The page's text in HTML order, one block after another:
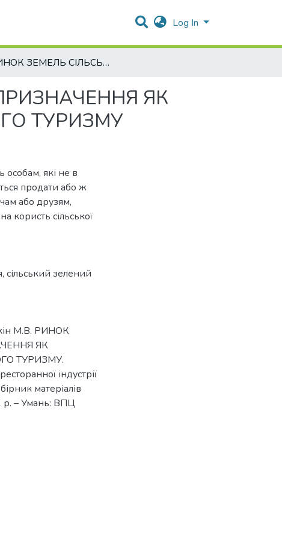
Log In
РИНОК ЗЕМЕЛЬ СІЛЬСЬКОГОСПОДАРСЬКОГО ПРИЗНАЧЕННЯ ЯК ПЕРЕДУМОВА РОЗВИТКУ СІЛЬСЬКОГО ЗЕЛЕНОГО ТУРИЗМУ
ЯК
ТУРИЗМУ
особам, які не в
продати або ж
або друзям,
користь сільської
, сільський зелений
М.В. РИНОК
ЯК
ТУРИЗМУ.
індустрії
матеріалів
р. – Умань: ВПЦ